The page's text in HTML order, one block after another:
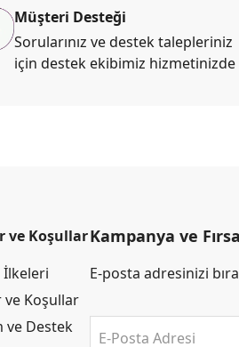
Müşteri Desteği
Sorularınız ve destek talepleriniz
için destek ekibimiz hizmetinizde
ve Koşullar
İlkeleri
ve Koşullar
ve Destek
Kampanya ve
E-posta adresinizi
E-Posta Adresi